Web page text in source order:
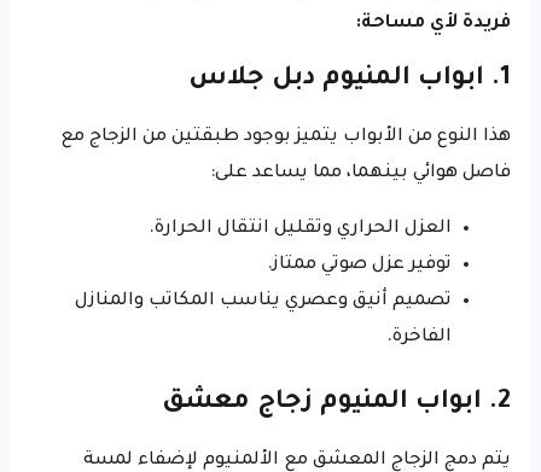
فريدة لأي مساحة:
1. ابواب المنيوم دبل جلاس
هذا النوع من الأبواب يتميز بوجود طبقتين من الزجاج مع
فاصل هوائي بينهما، مما يساعد على:
العزل الحراري وتقليل انتقال الحرارة.
توفير عزل صوتي ممتاز.
تصميم أنيق وعصري يناسب المكاتب والمنازل
الفاخرة.
2. ابواب المنيوم زجاج معشق
يتم دمج الزجاج المعشق مع الألمنيوم لإضفاء لمسة